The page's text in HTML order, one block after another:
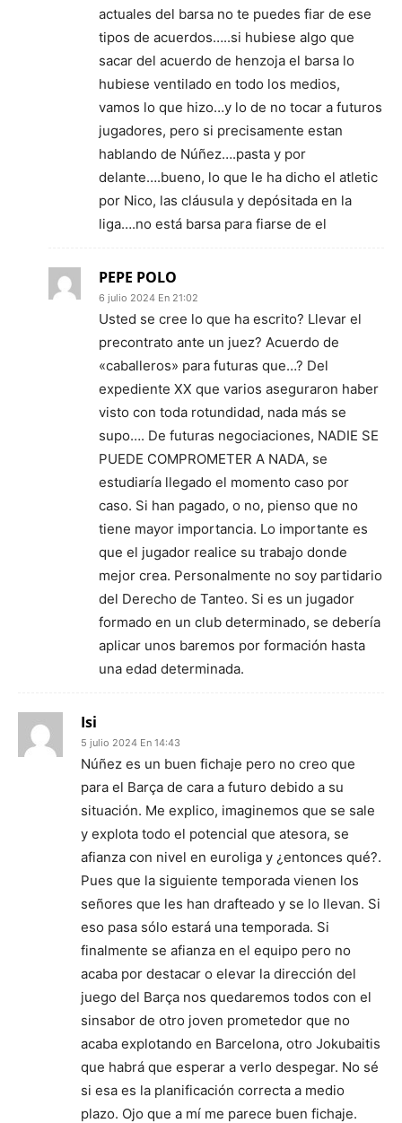
actuales del barsa no te puedes fiar de ese
tipos de acuerdos…..si hubiese algo que
sacar del acuerdo de henzoja el barsa lo
hubiese ventilado en todo los medios,
vamos lo que hizo…y lo de no tocar a futuros
jugadores, pero si precisamente estan
hablando de Núñez….pasta y por
delante….bueno, lo que le ha dicho el atletic
por Nico, las cláusula y depósitada en la
liga….no está barsa para fiarse de el
PEPE POLO
6 julio 2024 En 21:02
Usted se cree lo que ha escrito? Llevar el
precontrato ante un juez? Acuerdo de
«caballeros» para futuras que…? Del
expediente XX que varios aseguraron haber
visto con toda rotundidad, nada más se
supo…. De futuras negociaciones, NADIE SE
PUEDE COMPROMETER A NADA, se
estudiaría llegado el momento caso por
caso. Si han pagado, o no, pienso que no
tiene mayor importancia. Lo importante es
que el jugador realice su trabajo donde
mejor crea. Personalmente no soy partidario
del Derecho de Tanteo. Si es un jugador
formado en un club determinado, se debería
aplicar unos baremos por formación hasta
una edad determinada.
Isi
5 julio 2024 En 14:43
Núñez es un buen fichaje pero no creo que
para el Barça de cara a futuro debido a su
situación. Me explico, imaginemos que se sale
y explota todo el potencial que atesora, se
afianza con nivel en euroliga y ¿entonces qué?.
Pues que la siguiente temporada vienen los
señores que les han drafteado y se lo llevan. Si
eso pasa sólo estará una temporada. Si
finalmente se afianza en el equipo pero no
acaba por destacar o elevar la dirección del
juego del Barça nos quedaremos todos con el
sinsabor de otro joven prometedor que no
acaba explotando en Barcelona, otro Jokubaitis
que habrá que esperar a verlo despegar. No sé
si esa es la planificación correcta a medio
plazo. Ojo que a mí me parece buen fichaje.